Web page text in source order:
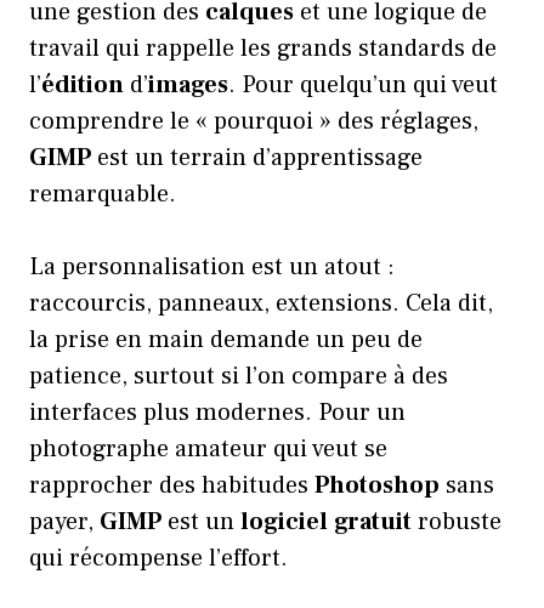
une gestion des calques et une logique de
travail qui rappelle les grands standards de
l’édition d’images. Pour quelqu’un qui veut
comprendre le « pourquoi » des réglages,
GIMP est un terrain d’apprentissage
remarquable.
La personnalisation est un atout :
raccourcis, panneaux, extensions. Cela dit,
la prise en main demande un peu de
patience, surtout si l’on compare à des
interfaces plus modernes. Pour un
photographe amateur qui veut se
rapprocher des habitudes Photoshop sans
payer, GIMP est unlogiciel gratuitrobuste
qui récompense l’effort.